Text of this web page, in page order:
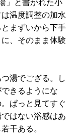
」と書かれた小
温度調整の加水
まずいから下手
、そのまま体験
湯でござる。し
きるようにな
ぱっと見てすぐ
はない浴感はあ
干ある。